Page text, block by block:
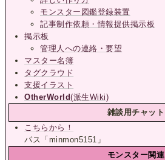
モンスター図鑑登録装置
記事制作依頼・情報提供掲示板
掲示板
管理人への連絡・要望
マスター名簿
タグクラウド
支援イラスト
OtherWorld(派生Wiki)
雑談用チャット
こちらから！
パス「minmon5151」
モンスター関連